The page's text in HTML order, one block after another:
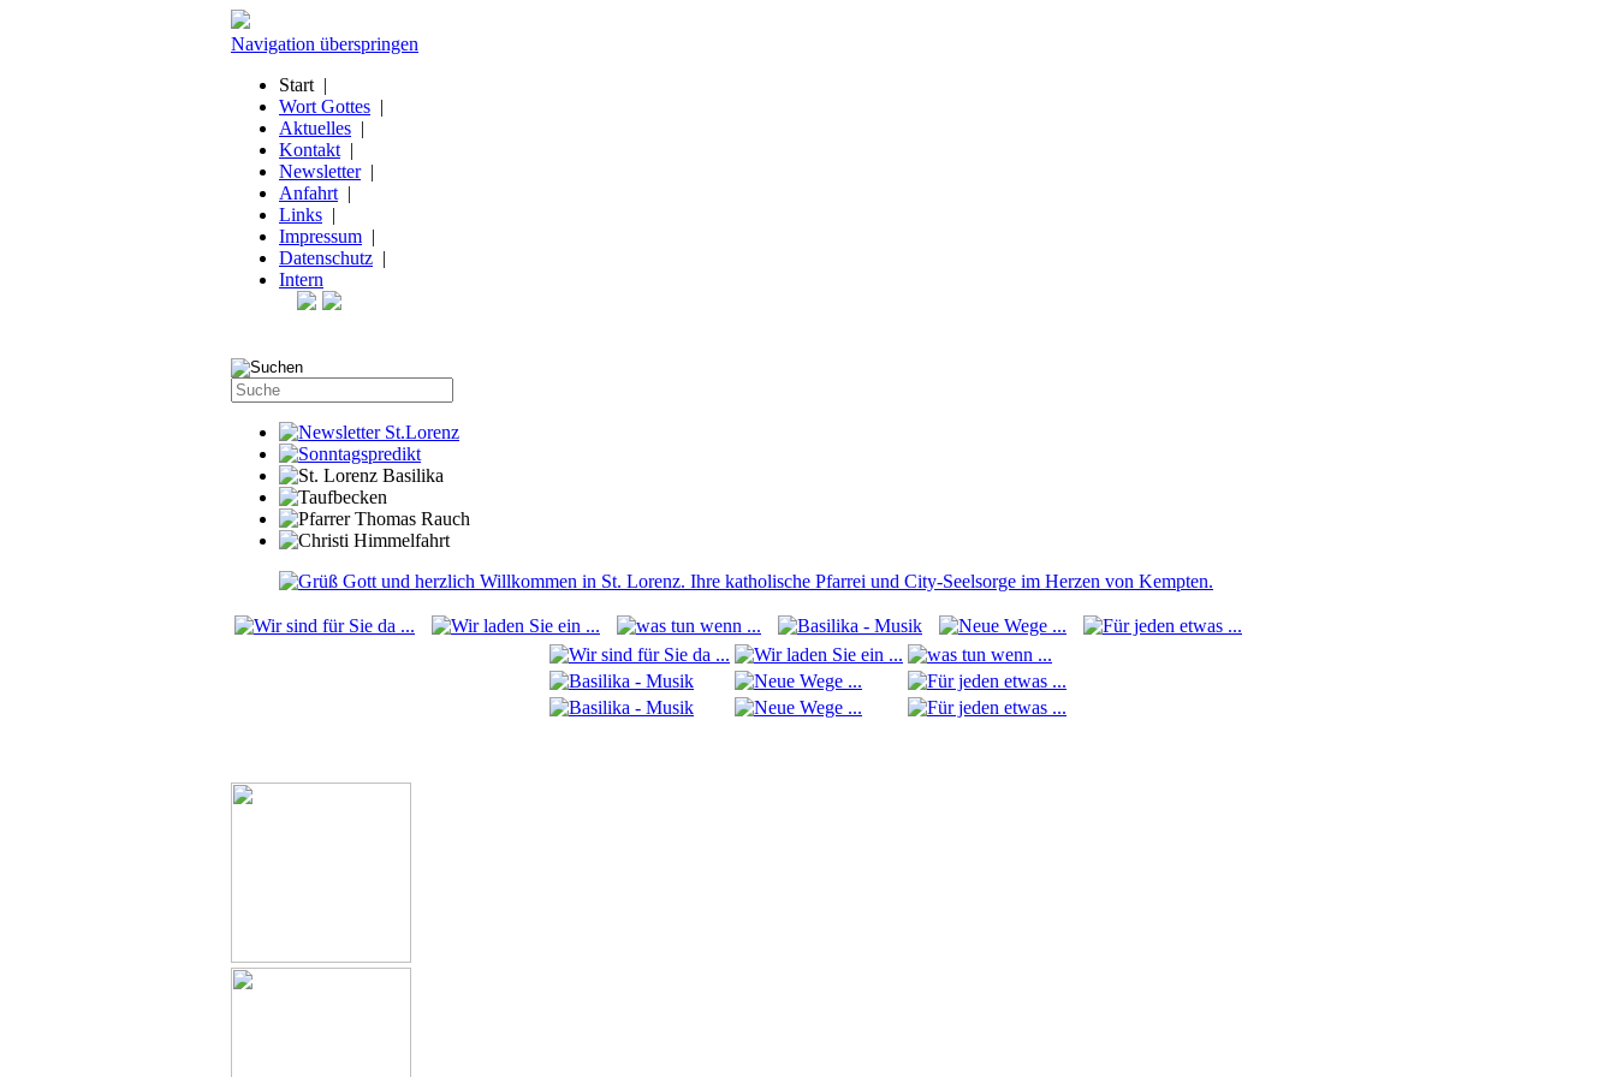
Navigation überspringen
Start |
Wort Gottes |
Aktuelles |
Kontakt |
Newsletter|
Anfahrt |
Links |
Impressum |
Datenschutz |
Intern